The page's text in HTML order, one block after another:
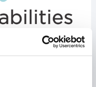
ακριβή